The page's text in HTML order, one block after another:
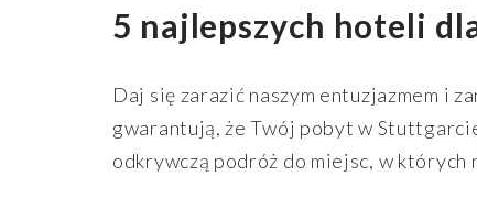
5 najlepszych hoteli
Daj się zarazić naszym entuzjazmem i
gwarantują, że Twój pobyt w
odkrywczą podróż do miejsc, w których